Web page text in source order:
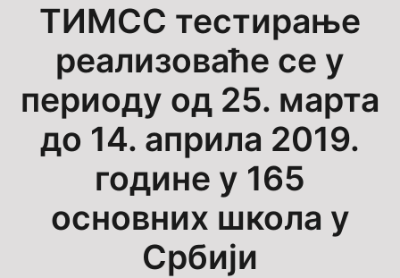
ТИМСС тестирање
реализоваће се у
периоду од 25. марта
до 14. априла 2019.
године у 165
основних школа у
Србији